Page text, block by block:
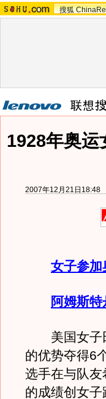
搜狐
1928年奥运
2007年12月21日18:48
女子参加
阿姆斯
美国女子田
的优势夺得6
选手在与队
的成绩创女